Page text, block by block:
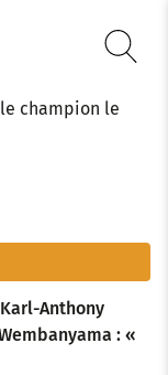
champion le
Anthony
: «